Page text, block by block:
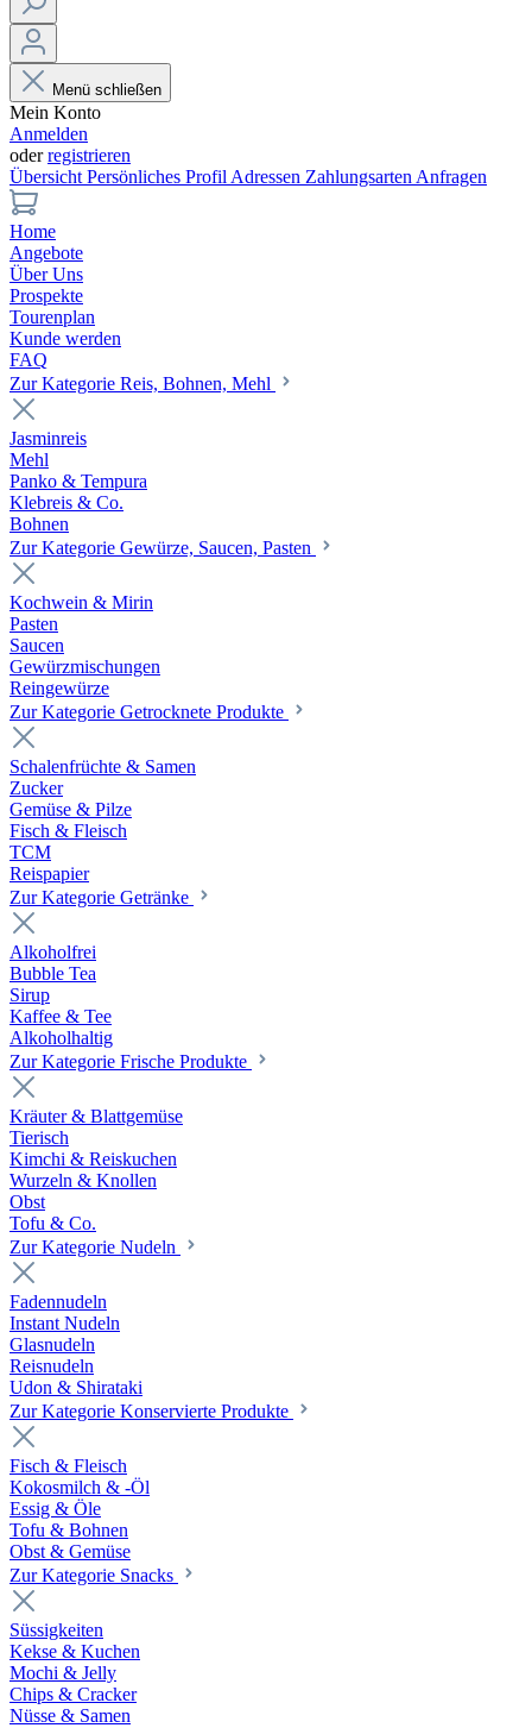
Menü schließen
Mein Konto
Anmelden
oderregistrieren
Übersicht Persönliches Profil Adressen Zahlungsarten Anfragen
Home
Angebote
Über Uns
Prospekte
Tourenplan
Kunde werden
FAQ
Zur Kategorie Reis, Bohnen, Mehl
Jasminreis
Mehl
Panko & Tempura
Klebreis & Co.
Bohnen
Zur Kategorie Gewürze, Saucen, Pasten
Kochwein & Mirin
Pasten
Saucen
Gewürzmischungen
Reingewürze
Zur Kategorie Getrocknete Produkte
Schalenfrüchte & Samen
Zucker
Gemüse & Pilze
Fisch & Fleisch
TCM
Reispapier
Zur Kategorie Getränke
Alkoholfrei
Bubble Tea
Sirup
Kaffee & Tee
Alkoholhaltig
Zur Kategorie Frische Produkte
Kräuter & Blattgemüse
Tierisch
Kimchi & Reiskuchen
Wurzeln & Knollen
Obst
Tofu & Co.
Zur Kategorie Nudeln
Fadennudeln
Instant Nudeln
Glasnudeln
Reisnudeln
Udon & Shirataki
Zur Kategorie Konservierte Produkte
Fisch & Fleisch
Kokosmilch & -Öl
Essig & Öle
Tofu & Bohnen
Obst & Gemüse
Zur Kategorie Snacks
Süssigkeiten
Kekse & Kuchen
Mochi & Jelly
Chips & Cracker
Nüsse & Samen